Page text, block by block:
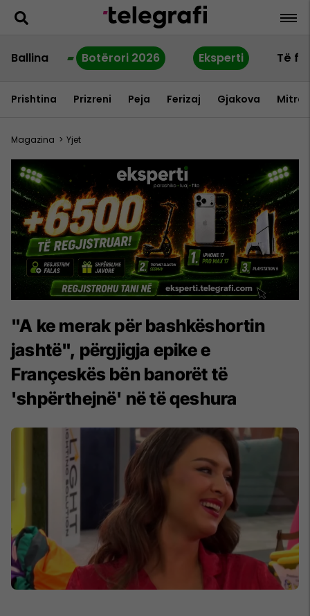
Ballina Botërori 2026 Eksperti Të
Prishtina Prizreni Peja Ferizaj Gjakova
Magazina > Yjet
"A ke merak për bashkëshortin
jashtë", përgjigja epike e
Françeskës bën banorët të
'shpërthejnë' në të qeshura